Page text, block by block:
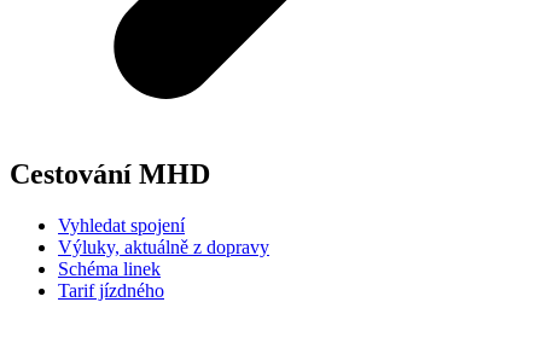
Cestování MHD
Vyhledat spojení
Výluky, aktuálně z dopravy
Schéma linek
Tarif jízdného